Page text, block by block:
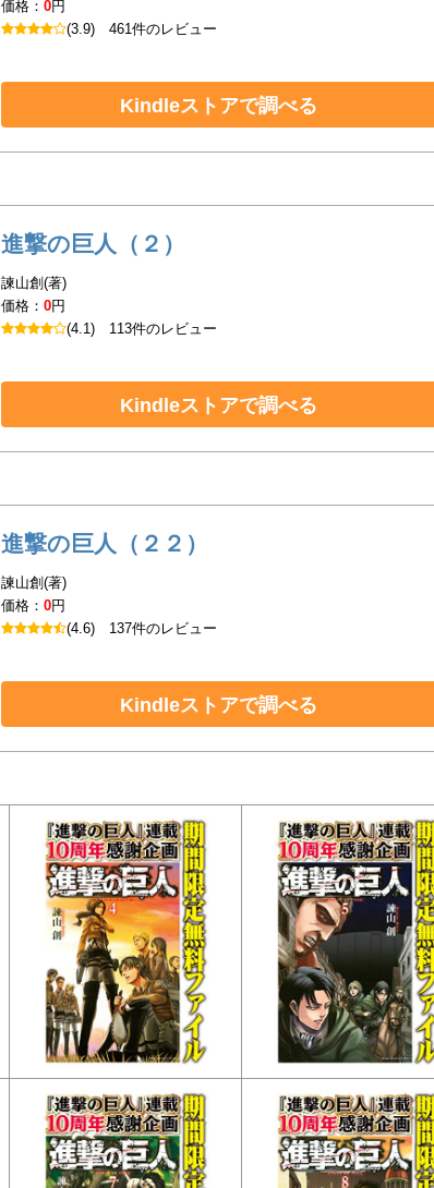
価格：0円
(3.9)461件のレビュー
Kindleストアで調べる
進撃の巨人（２）
諫山創(著)
価格：0円
(4.1) 113件のレビュー
Kindleストアで調べる
進撃の巨人（２２）
諫山創(著)
価格：0円
(4.6) 137件のレビュー
Kindleストアで調べる